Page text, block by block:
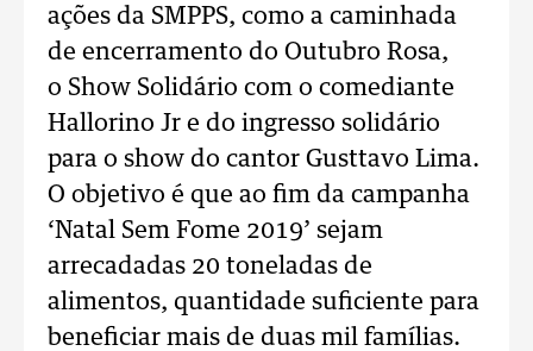
ações da SMPPS, como a caminhada
de encerramento do Outubro Rosa,
o Show Solidário com o comediante
Hallorino Jr e do ingresso solidário
para o show do cantor Gusttavo Lima.
O objetivo é que ao fim da campanha
‘Natal Sem Fome 2019’ sejam
arrecadadas 20 toneladas de
alimentos, quantidade suficiente para
beneficiar mais de duas mil famílias.